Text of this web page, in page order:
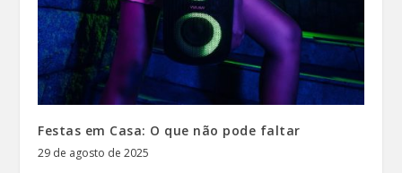
Festas em Casa: O que não pode faltar
29 de agosto de 2025